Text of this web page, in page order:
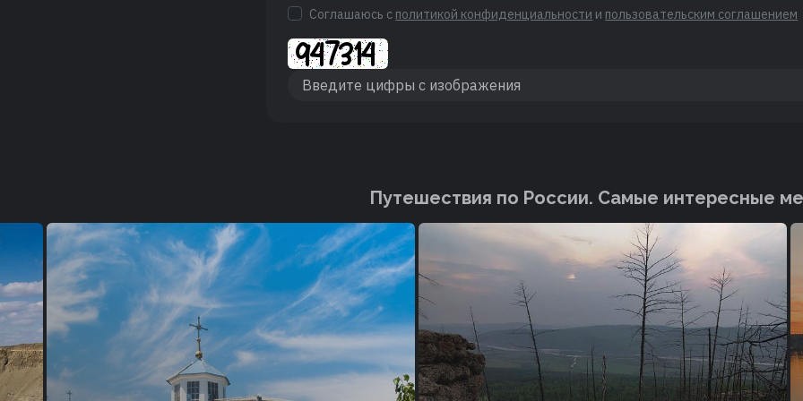
Соглашаюсь с политикой конфиденциальности и пользовательским соглашением
Путешествия по России. Cамые интересные